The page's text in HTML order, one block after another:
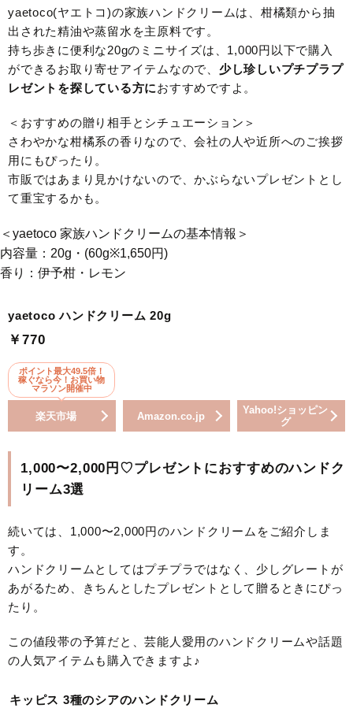
yaetoco(ヤエトコ)の家族ハンドクリームは、柑橘類から抽
出された精油や蒸留水を主原料です。
持ち歩きに便利な20gのミニサイズは、1,000円以下で購入
ができるお取り寄せアイテムなので、 少し珍しいプチプラプ
レゼントを探している方におすすめですよ。
＜おすすめの贈り相手とシチュエーション＞
さわやかな柑橘系の香りなので、会社の人や近所へのご挨拶
用にもぴったり。
市販ではあまり見かけないので、かぶらないプレゼントとし
て重宝するかも。
＜yaetoco 家族ハンドクリームの基本情報＞
内容量：20g・(60g※1,650円)
香り：伊予柑・レモン
yaetoco ハンドクリーム 20g
￥770
ポイント最大49.5倍！
稼ぐなら今！お買い物
マラソン開催中
楽天市場 Amazon.co.jp
Yahoo!ショッピン
グ
1,000〜2,000円♡プレゼントにおすすめのハンドク
リーム3選
続いては、1,000〜2,000円のハンドクリームをご紹介しま
す。
ハンドクリームとしてはプチプラではなく、少しグレートが
あがるため、きちんとしたプレゼントとして贈るときにぴっ
たり。
この値段帯の予算だと、芸能人愛用のハンドクリームや話題
の人気アイテムも購入できますよ♪
キッピス 3種のシアのハンドクリーム